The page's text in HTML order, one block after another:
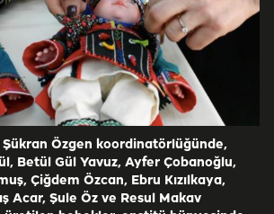
Özgen koordinatörlüğünde,
Betül Gül Yavuz, Ayfer Çobanoğlu,
Çiğdem Özcan, Ebru Kızılkaya,
Acar, Şule Öz ve Resul Makav